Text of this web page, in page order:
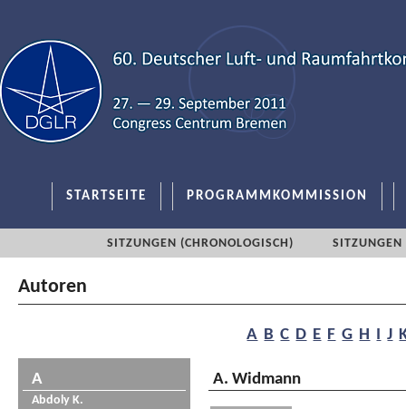
STARTSEITE PROGRAMMKOMMISSION
SITZUNGEN (CHRONOLOGISCH) SITZUNGEN
Autoren
A B C D E F G H I J
A
Abdoly K.
A. Widmann